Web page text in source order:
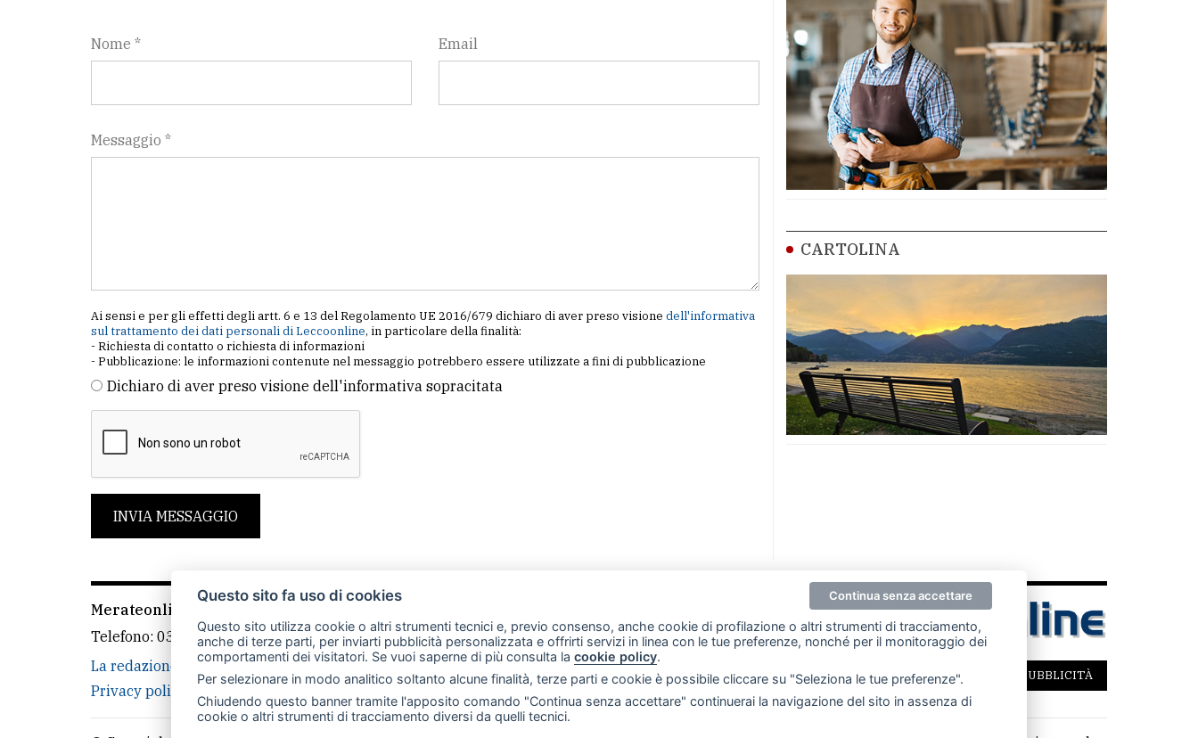
Nome * Email
Messaggio *
Ai sensi e per gli effetti degli artt. 6 e 13 del Regolamento UE 2016/679 dichiaro di aver preso visione dell'informativa
sul trattamento dei dati personali di Leccoonline, in particolare della finalità:
- Richiesta di contatto o richiesta di informazioni
- Pubblicazione: le informazioni contenute nel messaggio potrebbero essere utilizzate a fini di pubblicazione
Dichiaro di aver preso visione dell'informativa sopracitata
INVIA MESSAGGIO
CARTOLINA
Merateonline S.r.l.
Telefono: 039 9902881- Whatsapp: 351 3481257 - E-mail: redazione@leccoonline.com
La redazione
MerateOnline CasateOnline RSS Made byVIP
Privacy policy
SCRIVICI PER LA TUA PUBBLICITÀ
Questo sito fa uso di cookies
Questo sito utilizza cookie o altri strumenti tecnici e, previo consenso, anche cookie di profilazione o altri strumenti di tracciamento,
anche di terze parti, per inviarti pubblicità personalizzata e offrirti servizi in linea con le tue preferenze, nonché per il monitoraggio dei
comportamenti dei visitatori. Se vuoi saperne di più consulta la cookie policy.
Per selezionare in modo analitico soltanto alcune finalità, terze parti e cookie è possibile cliccare su "Seleziona le tue preferenze".
Chiudendo questo banner tramite l'apposito comando "Continua senza accettare" continuerai la navigazione del sito in assenza di
cookie o altri strumenti di tracciamento diversi da quelli tecnici.
Continua senza accettare